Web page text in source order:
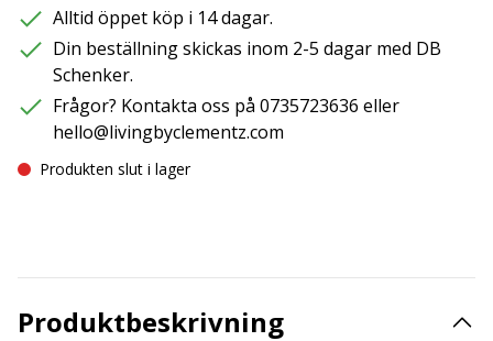
Alltid öppet köp i 14 dagar.
Din beställning skickas inom 2-5 dagar med DB
Schenker.
Frågor? Kontakta oss på 0735723636 eller
hello@livingbyclementz.com
Produkten slut i lager
Produktbeskrivning